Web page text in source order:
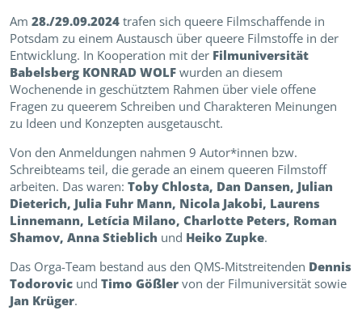
Am 28./29.09.2024 trafen sich queere Filmschaffende in
Potsdam zu einem Austausch über queere Filmstoffe in der
Entwicklung. In Kooperation mit der Filmuniversität
Babelsberg KONRAD WOLF wurden an diesem
Wochenende in geschütztem Rahmen über viele offene
Fragen zu queerem Schreiben und Charakteren Meinungen
zu Ideen und Konzepten ausgetauscht.
Von den Anmeldungen nahmen 9 Autor*innen bzw.
Schreibteams teil, die gerade an einem queeren Filmstoff
arbeiten. Das waren: Toby Chlosta, Dan Dansen, Julian
Dieterich, Julia Fuhr Mann, Nicola Jakobi, Laurens
Linnemann, Letícia Milano, Charlotte Peters, Roman
Shamov, Anna Stieblich und Heiko Zupke.
Das Orga-Team bestand aus den QMS-Mitstreitenden Dennis
Todorovic und Timo Gößler von der Filmuniversität sowie
Jan Krüger.